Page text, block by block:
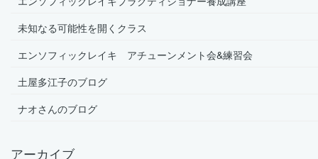
未知なる可能性を開くクラス
エンソフィックレイキ アチューンメント会&練習会
土屋多江子のブログ
ナオさんのブログ
アーカイブ